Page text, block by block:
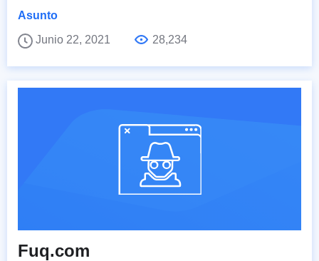
Asunto
Junio 22, 2021
28,234
Fuq.com